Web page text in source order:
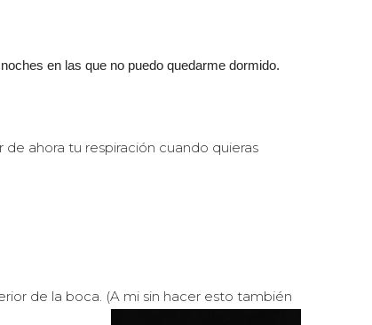
en las que no puedo quedarme dormido.
ahora tu respiración cuando quieras
de la boca. (A mi sin hacer esto también